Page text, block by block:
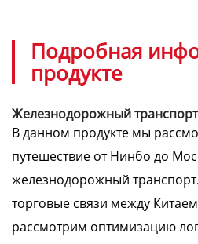
Подробная
продукте
Железнодорожный
В данном продукте мы
путешествие от Нинбо до
железнодорожный
торговые связи между
рассмотрим оптимизацию